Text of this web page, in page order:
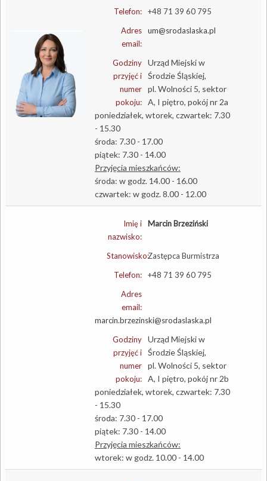
Telefon:
+48 71 39 60 795
Adres
email:
um@srodaslaska.pl
Godziny
przyjęć i
numer
pokoju:
Urząd Miejski w
Środzie Śląskiej,
pl. Wolności 5, sektor
A, I piętro, pokój nr 2a
poniedziałek, wtorek, czwartek: 7.30
- 15.30
środa: 7.30 - 17.00
piątek: 7.30 - 14.00
Przyjęcia mieszkańców:
środa: w godz. 14.00 - 16.00
czwartek: w godz. 8.00 - 12.00
Imię i
nazwisko:
Marcin Brzeziński
Stanowisko:Zastępca Burmistrza
Telefon:
+48 71 39 60 795
Adres
email:
marcin.brzezinski@srodaslaska.pl
Godziny
przyjęć i
numer
pokoju:
Urząd Miejski w
Środzie Śląskiej,
pl. Wolności 5, sektor
A, I piętro, pokój nr 2b
poniedziałek, wtorek, czwartek: 7.30
- 15.30
środa: 7.30 - 17.00
piątek: 7.30 - 14.00
Przyjęcia mieszkańców:
wtorek: w godz. 10.00 - 14.00